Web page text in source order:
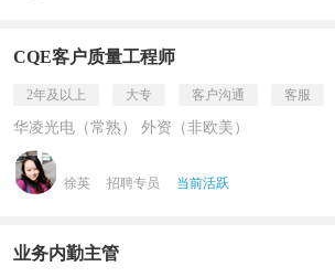
CQE客户质量工程师
2年及以上 大专 客户沟通 客服
华凌光电（常熟） 外资（非欧美）
徐英 招聘专员 当前活跃
业务内勤主管